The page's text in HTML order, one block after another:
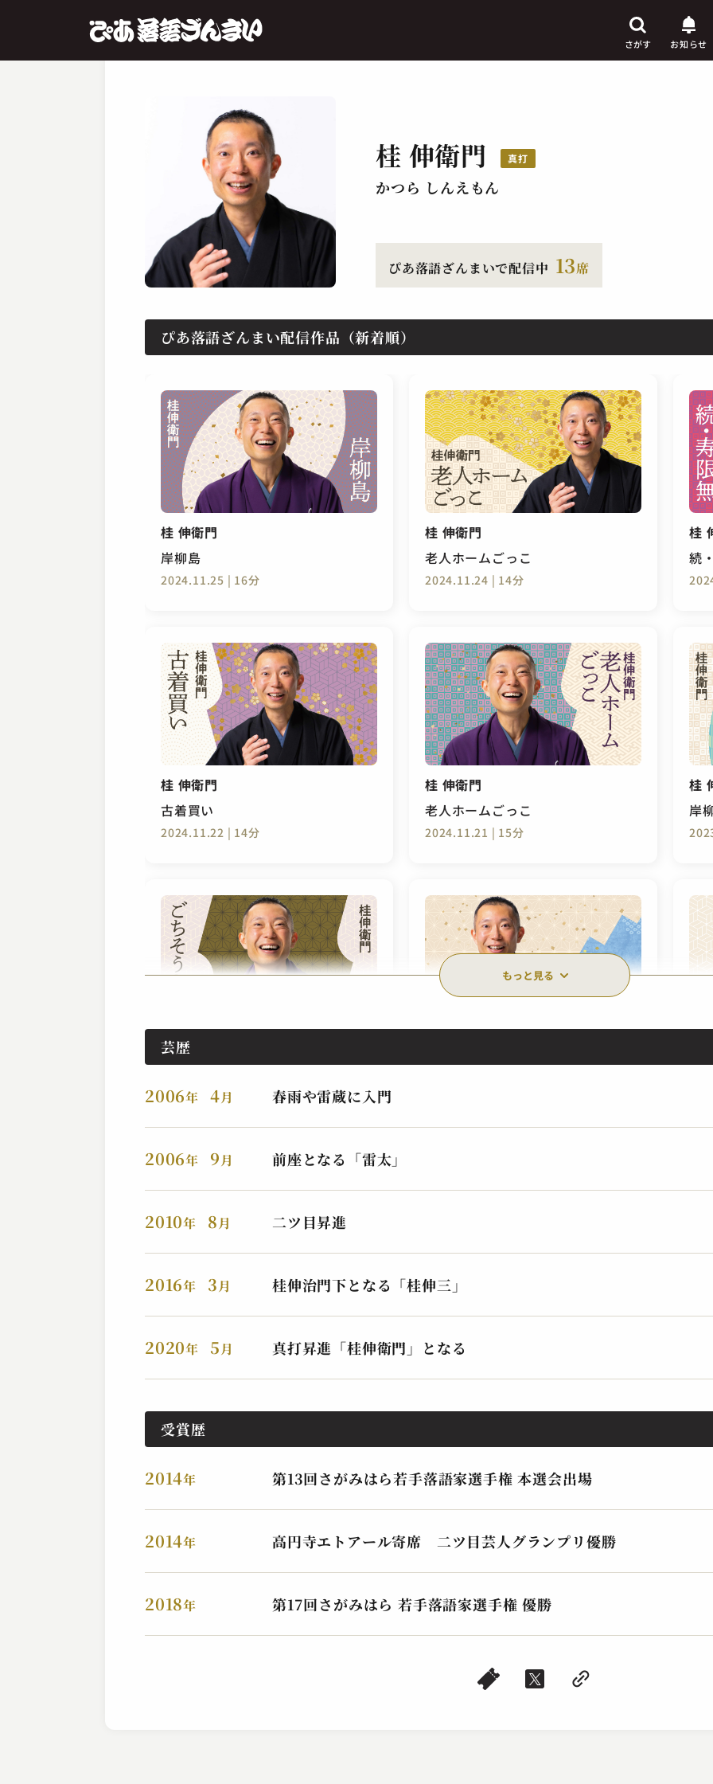
さがす
芸人 からさがす
演目
お知らせ
桂 伸衛門 真打
かつら しんえもん
ぴあ落語ざんまいで配信中 13席
ぴあ落語ざんまい配信作品（新着順）
桂 伸衛門
岸柳島
2024.11.25 | 16分
桂 伸衛門
老人ホームごっこ
2024.11.24 | 14分
桂
続
桂 伸衛門
古着買い
2024.11.22 | 14分
桂 伸衛門
老人ホームごっこ
2024.11.21 | 15分
桂
岸
桂 伸衛門
ごちそうさま
権兵衛狸
老
桂 伸衛門
時そば
桂 伸衛門
転失気
ご
桂 伸衛門
もっと見る
芸歴
2006年 4月 春雨や雷蔵に入門
2006年 9月 前座となる「雷太」
2010年 8月 二ツ目昇進
2016年 3月 桂伸治門下となる「桂伸三」
2020年 5月 真打昇進「桂伸衛門」となる
受賞歴
2014年 第13回さがみはら若手落語家選手権 本選会出場
2014年 高円寺エトアール寄席 二ツ目芸人グランプリ優勝
2018年 第17回さがみはら 若手落語家選手権 優勝